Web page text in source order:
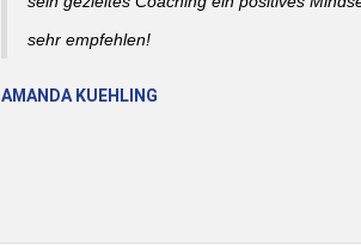
sehr empfehlen!
AMANDA KUEHLING